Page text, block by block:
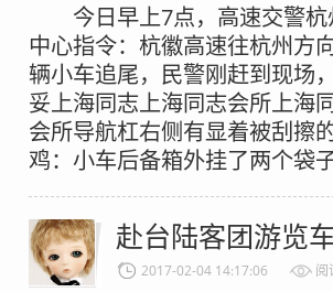
今日早上7点，高速交警杭
中心指令：杭徽高速往杭州方
辆小车追尾，民警刚赶到现场
妥上海同志上海同志会所上海
会所导航杠右侧有显着被刮擦
鸡：小车后备箱外挂了两个袋
赴台陆客团游览
2017-02-04 14:17:06 阅